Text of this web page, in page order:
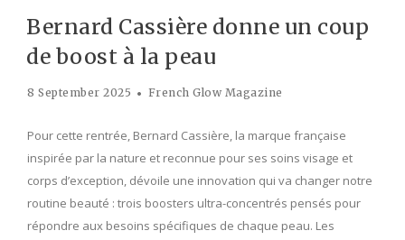
Bernard Cassière donne un coup
de boost à la peau
8 September 2025 French Glow Magazine
Pour cette rentrée, Bernard Cassière, la marque française
inspirée par la nature et reconnue pour ses soins visage et
corps d’exception, dévoile une innovation qui va changer notre
routine beauté : trois boosters ultra-concentrés pensés pour
répondre aux besoins spécifiques de chaque peau. Les